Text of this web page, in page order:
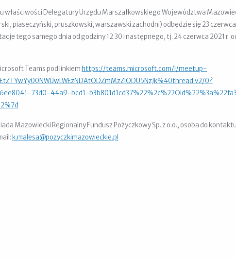
właściwości Delegatury Urzędu Marszałkowskiego Województwa
piaseczyński, pruszkowski, warszawski zachodni) odbędzie się 23 czerwca
tego samego dnia od godziny 12.30 i następnego, tj. 24 czerwca 2021 r.
Teams pod linkiem https://teams.microsoft.com/l/meetup-
0?
73d0-44a9-bcd1-
Mazowiecki Regionalny Fundusz Pożyczkowy Sp. z o.o., osoba do
k.malesa@pozyczkimazowieckie.pl